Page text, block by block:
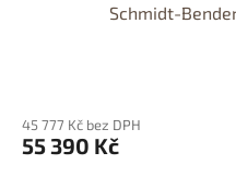
Schmidt-
45 777 Kč bez DPH
55 390 Kč